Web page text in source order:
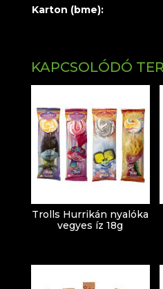
Karton (bme):
KAPCSOLÓDÓ
Trolls Hurrikán nyalóka
vegyes íz 18g